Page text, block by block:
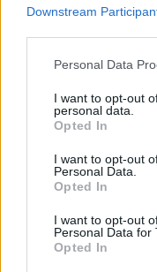
Downstream
Please note that this
not limited to your visit
grant or deny consent
use your data for
consent section.
Personal Data
I want to opt-out
personal data.
Opted In
I want to opt-out
Personal Data.
Opted In
I want to opt-out
Personal Data for
Opted In